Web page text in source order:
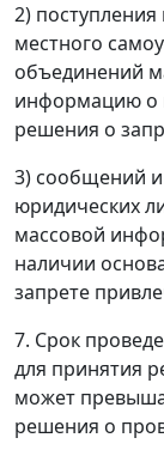
2) поступления
местного
объединений
информацию о
решения о
3) сообщений и
юридических
массовой
наличии
запрете
7. Срок
для принятия
может
решения о